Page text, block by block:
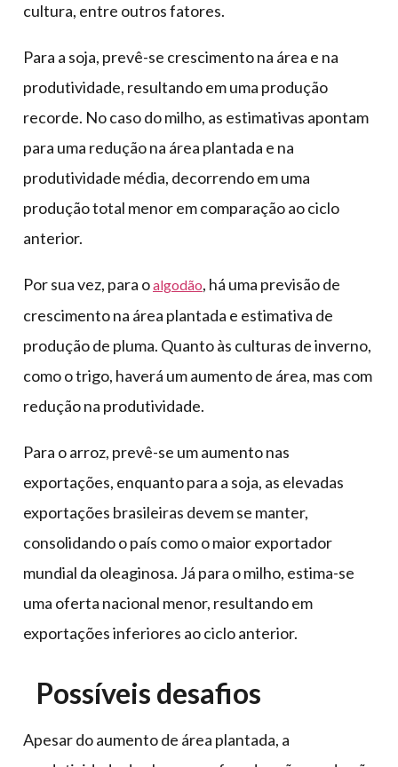
cultura, entre outros fatores.
Para a soja, prevê-se crescimento na área e na
produtividade, resultando em uma produção
recorde. No caso do milho, as estimativas apontam
para uma redução na área plantada e na
produtividade média, decorrendo em uma
produção total menor em comparação ao ciclo
anterior.
Por sua vez, para oalgodão, há uma previsão de
crescimento na área plantada e estimativa de
produção de pluma. Quanto às culturas de inverno,
como o trigo, haverá um aumento de área, mas com
redução na produtividade.
Para o arroz, prevê-se um aumento nas
exportações, enquanto para a soja, as elevadas
exportações brasileiras devem se manter,
consolidando o país como o maior exportador
mundial da oleaginosa. Já para o milho, estima-se
uma oferta nacional menor, resultando em
exportações inferiores ao ciclo anterior.
Possíveis desafios
Apesar do aumento de área plantada, a